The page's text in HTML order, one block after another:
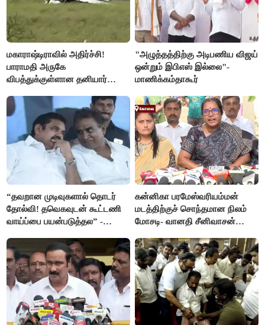
மகாராஷ்டிராவில் அதிர்ச்சி!
பாராமதி அருகே
விபத்துக்குள்ளான தனியார்
"அழுத்தத்திற்கு அடிபணிய விஜய்
ஒன்றும் இபிஎஸ் இல்லை"-
மாணிக்கம்தாகூர்
“தவறான முடிவுகளால் தொடர்
தோல்வி! தவெகவுடன் கூட்டணி
வாய்ப்பை பயன்படுத்தல” -
கன்னிகா பரமேஸ்வரியம்மன்
மடத்திற்குச் சொந்தமான நிலம்
மோசடி- வானதி சீனிவாசன்